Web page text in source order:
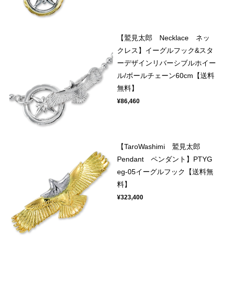
【鷲見太郎 Necklace ネッ
クレス】イーグルフック&スタ
ーデザインリバーシブルホイー
ル/ボールチェーン60cm【送料
無料】
¥86,460
【TaroWashimi 鷲見太郎
Pendant ペンダント】PTYG
eg-05イーグルフック【送料無
料】
¥323,400